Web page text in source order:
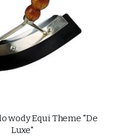
wody Equi Theme "De
Luxe"